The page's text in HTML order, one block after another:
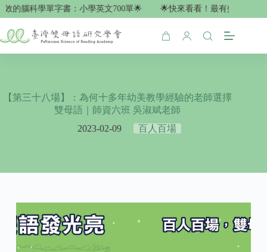
Skip
to
的腦科學單字書：小學英文700單🌟 🌟快來看看！最有效的腦科
Shopping
【第三十八場】：為何十多年幼美教學經驗的老師選擇
雙母語｜師資六班 吳淑斌老師
2023-02-09
百人百場